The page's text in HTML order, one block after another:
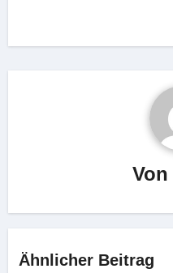
Von
Ähnlicher Beitrag